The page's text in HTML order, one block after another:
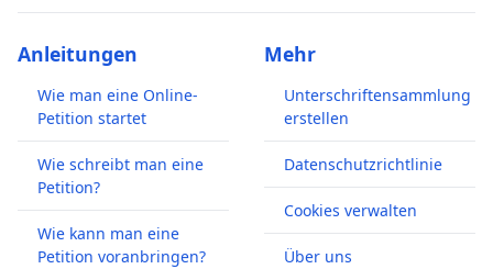
Anleitungen
Wie man eine Online-
Petition startet
Wie schreibt man eine
Petition?
Wie kann man eine
Petition voranbringen?
Mehr
Unterschriftensammlung
erstellen
Datenschutzrichtlinie
Cookies verwalten
Über uns